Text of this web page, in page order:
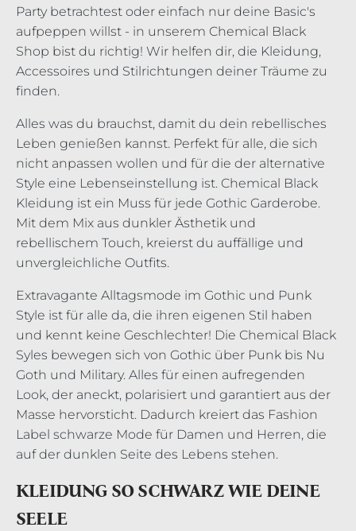
Party betrachtest oder einfach nur deine Basic's
aufpeppen willst - in unserem Chemical Black
Shop bist du richtig! Wir helfen dir, die Kleidung,
Accessoires und Stilrichtungen deiner Träume zu
finden.
Alles was du brauchst, damit du dein rebellisches
Leben genießen kannst. Perfekt für alle, die sich
nicht anpassen wollen und für die der alternative
Style eine Lebenseinstellung ist. Chemical Black
Kleidung ist ein Muss für jede Gothic Garderobe.
Mit dem Mix aus dunkler Ästhetik und
rebellischem Touch, kreierst du auffällige und
unvergleichliche Outfits.
Extravagante Alltagsmode im Gothic und Punk
Style ist für alle da, die ihren eigenen Stil haben
und kennt keine Geschlechter! Die Chemical Black
Syles bewegen sich von Gothic über Punk bis Nu
Goth und Military. Alles für einen aufregenden
Look, der aneckt, polarisiert und garantiert aus der
Masse hervorsticht. Dadurch kreiert das Fashion
Label schwarze Mode für Damen und Herren, die
auf der dunklen Seite des Lebens stehen.
KLEIDUNG SO SCHWARZ WIE DEINE
SEELE